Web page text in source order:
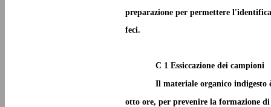
preparazione per permettere
feci.
C 1 Essiccazione dei campioni
Il materiale organico indigesto
otto ore, per prevenire la formazione